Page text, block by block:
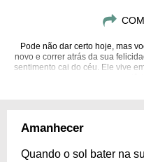
Pode não dar certo hoje, mas
novo e correr atrás da sua
sentimento cai do céu. Ele vive
Amanhecer
Quando o sol bater na